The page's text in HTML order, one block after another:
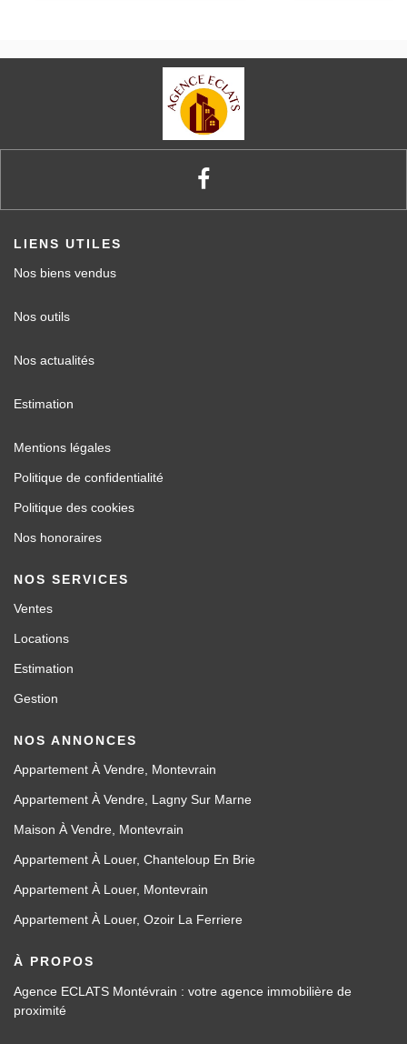
LIENS UTILES
Nos biens vendus
Nos outils
Nos actualités
Estimation
Mentions légales
Politique de confidentialité
Politique des cookies
Nos honoraires
NOS SERVICES
Ventes
Locations
Estimation
Gestion
NOS ANNONCES
Appartement À Vendre, Montevrain
Appartement À Vendre, Lagny Sur Marne
Maison À Vendre, Montevrain
Appartement À Louer, Chanteloup En Brie
Appartement À Louer, Montevrain
Appartement À Louer, Ozoir La Ferriere
À PROPOS
Agence ECLATS Montévrain : votre agence immobilière de
proximité